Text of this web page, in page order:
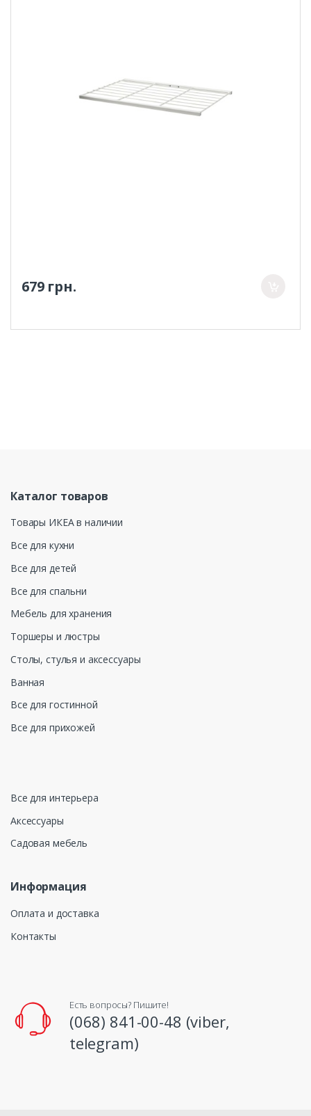
679 грн.
Каталог товаров
Товары ИКЕА в наличии
Все для кухни
Все для детей
Все для спальни
Мебель для хранения
Торшеры и люстры
Столы, стулья и аксессуары
Ванная
Все для гостинной
Все для прихожей
Все для интерьера
Аксессуары
Садовая мебель
Информация
Оплата и доставка
Контакты
Есть вопросы? Пишите!
(068) 841-00-48 (viber,
telegram)